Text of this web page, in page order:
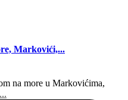
Markovići,...
na more u Markovićima,
...